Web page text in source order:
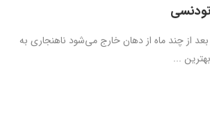
از چند ماه از دهان خارج می‌شود ناهنجاری به
...